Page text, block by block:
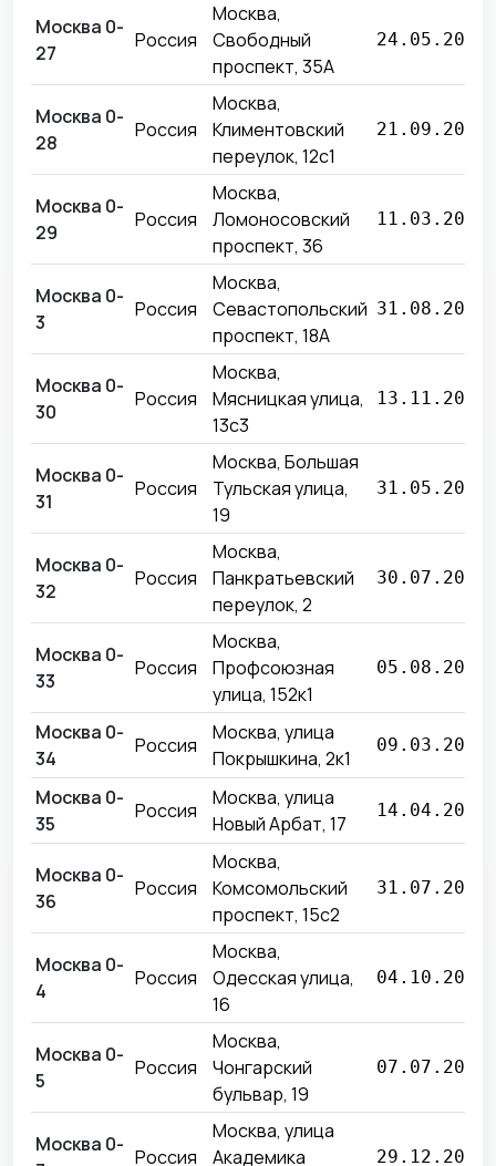
Москва 0-
27
Россия
Москва,
Свободный
проспект, 35А
24.05.2023
Москва 0-
28
Россия
Москва,
Климентовский
переулок, 12с1
21.09.2023
Москва 0-
29
Россия
Москва,
Ломоносовский
проспект, 36
11.03.2024
Москва 0-
3
Россия
Москва,
Севастопольский
проспект, 18А
31.08.2018
Москва 0-
30
Россия
Москва,
Мясницкая улица,
13с3
13.11.2024
Москва 0-
31
Россия
Москва, Большая
Тульская улица,
19
31.05.2025
Москва 0-
32
Россия
Москва,
Панкратьевский
переулок, 2
30.07.2026
Москва 0-
33
Россия
Москва,
Профсоюзная
улица, 152к1
05.08.2024
Москва 0-
34
Россия
Москва, улица
Покрышкина, 2к1
09.03.2026
Москва 0-
35
Россия
Москва, улица
Новый Арбат, 17
14.04.2026
Москва 0-
36
Россия
Москва,
Комсомольский
проспект, 15с2
31.07.2025
Москва 0-
4
Россия
Москва,
Одесская улица,
16
04.10.2019
Москва 0-
5
Россия
Москва,
Чонгарский
бульвар, 19
07.07.2022
Москва 0-
Россия
Москва, улица
Академика
29.12.2017